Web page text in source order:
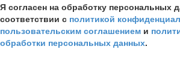
Я согласен на обработку персональных
соответствии с политикой
пользовательским соглашением и
обработки персональных данных.